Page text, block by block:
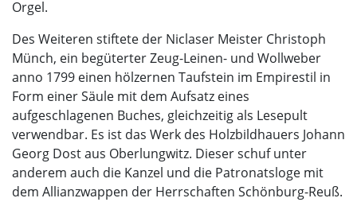
Orgel.
Des Weiteren stiftete der Niclaser Meister Christoph
Münch, ein begüterter Zeug-Leinen- und Wollweber
anno 1799 einen hölzernen Taufstein im Empirestil in
Form einer Säule mit dem Aufsatz eines
aufgeschlagenen Buches, gleichzeitig als Lesepult
verwendbar. Es ist das Werk des Holzbildhauers Johann
Georg Dost aus Oberlungwitz. Dieser schuf unter
anderem auch die Kanzel und die Patronatsloge mit
dem Allianzwappen der Herrschaften Schönburg-Reuß.